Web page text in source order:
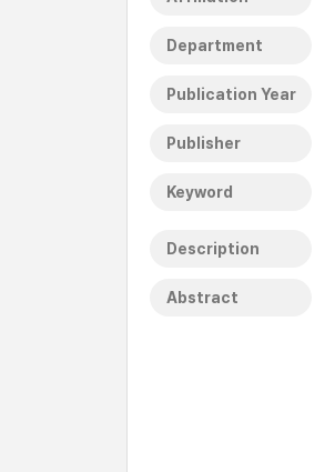
Department
Publication Year
Publisher
Keyword
Description
Abstract